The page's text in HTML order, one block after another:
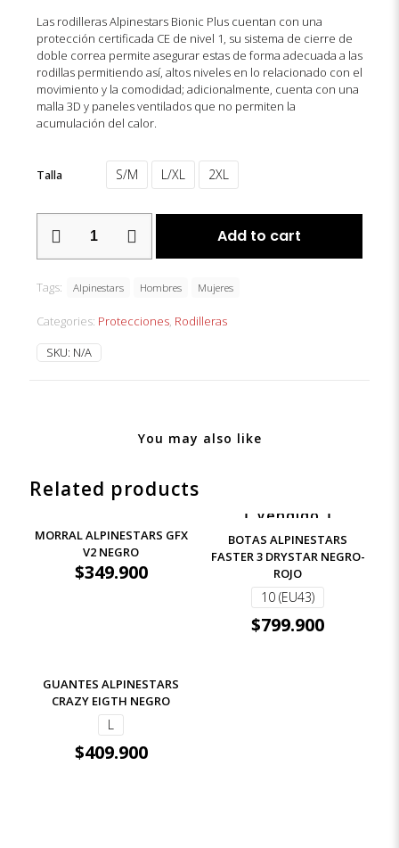
Las rodilleras Alpinestars Bionic Plus cuentan con una
protección certificada CE de nivel 1, su sistema de cierre de
doble correa permite asegurar estas de forma adecuada a las
rodillas permitiendo así, altos niveles en lo relacionado con el
movimiento y la comodidad; adicionalmente, cuenta con una
malla 3D y paneles ventilados que no permiten la
acumulación del calor.
Talla S/M L/XL 2XL
ALPINESTARS
quantity
Add to cart
Tags: Alpinestars Hombres Mujeres
Categories: Protecciones, Rodilleras
SKU: N/A
You may also like
Related products
MORRAL ALPINESTARS GFX
V2 NEGRO
$349.900
Vendido
BOTAS ALPINESTARS
FASTER 3 DRYSTAR NEGRO-
ROJO
10 (EU43)
$799.900
GUANTES ALPINESTARS
CRAZY EIGTH NEGRO
L
$409.900